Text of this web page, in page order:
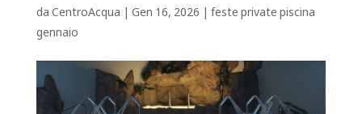
daCentroAcqua | Gen 16, 2026 | feste private piscina
gennaio